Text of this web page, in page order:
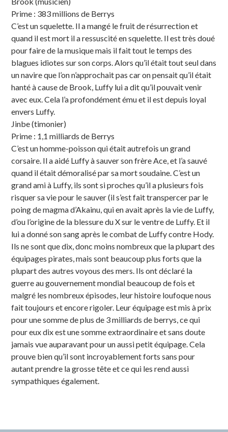
Prime : 383 millions de Berrys
C’est un squelette. Il a mangé le fruit de résurrection et
quand il est mort il a ressuscité en squelette. Il est très doué
pour faire de la musique mais il fait tout le temps des
blagues idiotes sur son corps. Alors qu’il était tout seul dans
un navire que l’on n’approchait pas car on pensait qu’il était
hanté à cause de Brook, Luffy lui a dit qu’il pouvait venir
avec eux. Cela l’a profondément ému et il est depuis loyal
envers Luffy.
Jinbe (timonier)
Prime : 1,1 milliards de Berrys
C’est un homme-poisson qui était autrefois un grand
corsaire. Il a aidé Luffy à sauver son frère Ace, et l’a sauvé
quand il était démoralisé par sa mort soudaine. C’est un
grand ami à Luffy, ils sont si proches qu’il a plusieurs fois
risquer sa vie pour le sauver (il s’est fait transpercer par le
poing de magma d’Akainu, qui en avait après la vie de Luffy,
d’ou l’origine de la blessure du X sur le ventre de Luffy. Et il
lui a donné son sang après le combat de Luffy contre Hody.
Ils ne sont que dix, donc moins nombreux que la plupart des
équipages pirates, mais sont beaucoup plus forts que la
plupart des autres voyous des mers. Ils ont déclaré la
guerre au gouvernement mondial beaucoup de fois et
malgré les nombreux épisodes, leur histoire loufoque nous
fait toujours et encore rigoler. Leur équipage est mis à prix
pour une somme de plus de 3 milliards de berrys, ce qui
pour eux dix est une somme extraordinaire et sans doute
jamais vue auparavant pour un aussi petit équipage. Cela
prouve bien qu’il sont incroyablement forts sans pour
autant prendre la grosse tête et ce qui les rend aussi
sympathiques également.